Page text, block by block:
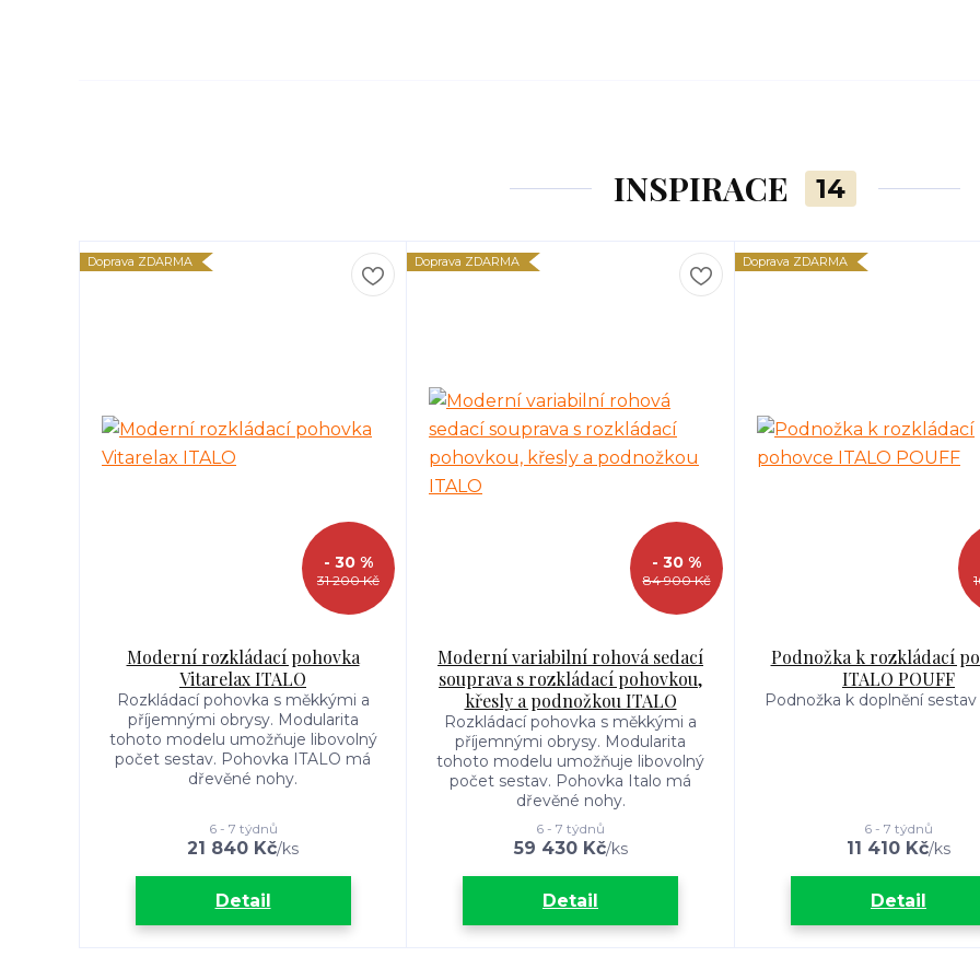
INSPIRACE 14
Doprava ZDARMA
31 200 Kč
- 30 %
Moderní rozkládací pohovka
Vitarelax ITALO
Rozkládací pohovka s měkkými a
příjemnými obrysy. Modularita
tohoto modelu umožňuje libovolný
počet sestav. Pohovka ITALO má
dřevěné nohy.
21 840 Kč/ks
6 - 7 týdnů
Detail
Doprava ZDARMA
84 900 Kč
- 30 %
Moderní variabilní rohová sedací
souprava s rozkládací pohovkou,
křesly a podnožkou ITALO
Rozkládací pohovka s měkkými a
příjemnými obrysy. Modularita
tohoto modelu umožňuje libovolný
počet sestav. Pohovka Italo má
dřevěné nohy.
59 430 Kč/ks
6 - 7 týdnů
Detail
Doprava ZDARMA
Podnožka k rozkládací
ITALO POUFF
Podnožka k doplnění sestav
11 410 Kč/ks
6 - 7 týdnů
Detail